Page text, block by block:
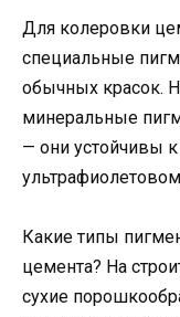
Для колеровки
специальные
обычных красок.
минеральные
— они устойчивы
Какие типы
цемента? На
сухие